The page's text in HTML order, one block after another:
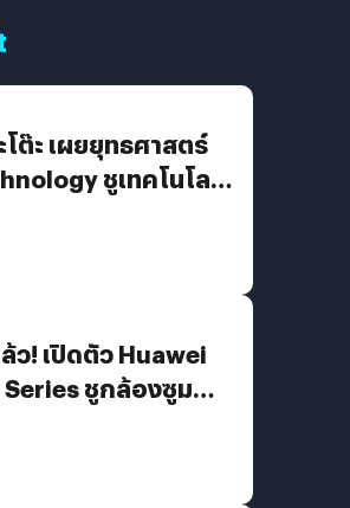
โต๊ะ เผยยุทธศาสตร์
ชูเทคโนโลยี
ว! เปิดตัว Huawei
ชูกล้องซูม